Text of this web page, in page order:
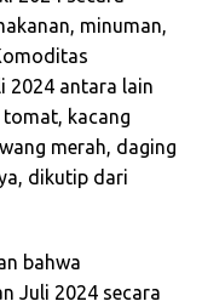
minuman,
2024 antara lain
kacang
merah, daging
dikutip dari
bahwa
Juli 2024 secara